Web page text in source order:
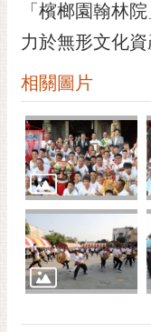
資
料
開
放
宣
告
市
府
交
通
位
置
「檳榔園翰林
力於無形文化資
相關圖片